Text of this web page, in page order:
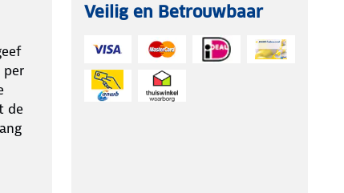
per
de
Veilig en Betrouwbaar